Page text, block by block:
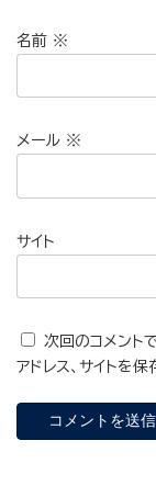
名前 ※
メール ※
サイト
次回のコメント
アドレス、サイトを保